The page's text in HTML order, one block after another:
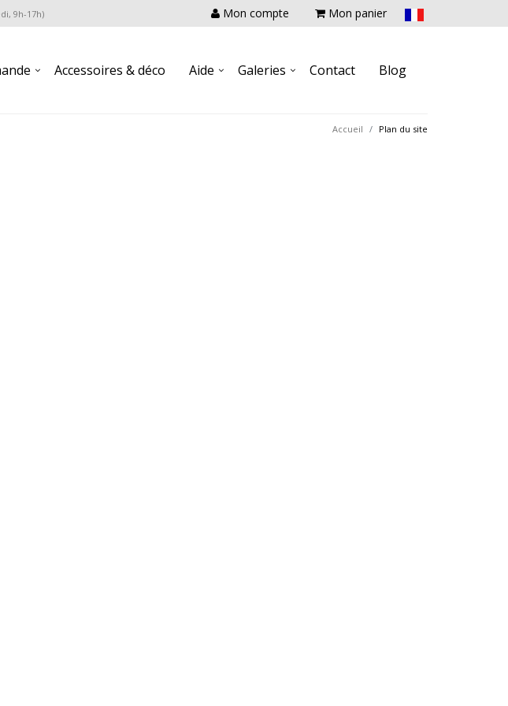
9h-17h) Mon compte Mon panier
Accessoires & déco Aide Galeries Contact Blog
Accueil Plan du site